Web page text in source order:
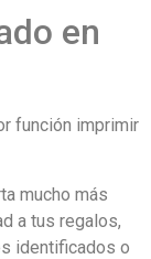
en
función imprimir
mucho más
a tus regalos,
identificados o